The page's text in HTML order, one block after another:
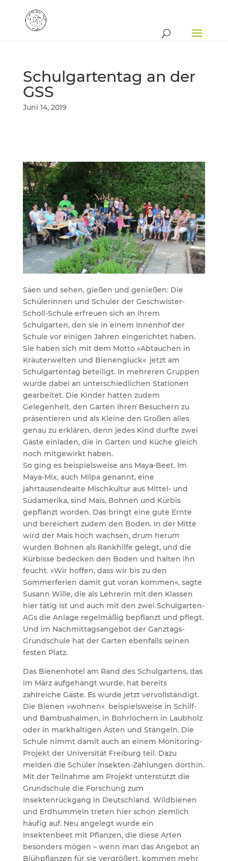
Schulgartentag an der
GSS
Juni 14, 2019
Säen und sehen, gießen und genießen: Die
Schülerinnen und Schüler der Geschwister-
Scholl-Schule erfreuen sich an ihrem
Schulgarten, den sie in einem Innenhof der
Schule vor einigen Jahren eingerichtet haben.
Sie haben sich mit dem Motto »Abtauchen in
Kräuterwelten und Bienenglück« jetzt am
Schulgartentag beteiligt. In mehreren Gruppen
wurde dabei an unterschiedlichen Stationen
gearbeitet. Die Kinder hatten zudem
Gelegenheit, den Garten ihren Besuchern zu
präsentieren und als Kleine den Großen alles
genau zu erklären, denn jedes Kind durfte zwei
Gäste einladen, die in Garten und Küche gleich
noch mitgewirkt haben.
So ging es beispielsweise ans Maya-Beet. Im
Maya-Mix, auch Milpa genannt, eine
jahrtausendealte Mischkultur aus Mittel- und
Südamerika, sind Mais, Bohnen und Kürbis
gepflanzt worden. Das bringt eine gute Ernte
und bereichert zudem den Boden. In der Mitte
wird der Mais hoch wachsen, drum herum
wurden Bohnen als Rankhilfe gelegt, und die
Kürbisse bedecken den Boden und halten ihn
feucht. »Wir hoffen, dass wir bis zu den
Sommerferien damit gut voran kommen«, sagte
Susann Wille, die als Lehrerin mit den Klassen
hier tätig ist und auch mit den zwei Schulgarten-
AGs die Anlage regelmäßig bepflanzt und pflegt.
Und im Nachmittagsangebot der Ganztags-
Grundschule hat der Garten ebenfalls seinen
festen Platz.
Das Bienenhotel am Rand des Schulgartens, das
im März aufgehängt wurde, hat bereits
zahlreiche Gäste. Es wurde jetzt vervollständigt.
Die Bienen »wohnen« beispielsweise in Schilf-
und Bambushalmen, in Bohrlöchern in Laubholz
oder in markhaltigen Ästen und Stängeln. Die
Schule nimmt damit auch an einem Monitoring-
Projekt der Universität Freiburg teil. Dazu
melden die Schüler Insekten-Zählungen dorthin.
Mit der Teilnahme am Projekt unterstützt die
Grundschule die Forschung zum
Insektenrückgang in Deutschland. Wildbienen
und Erdhummeln treten hier schon ziemlich
häufig auf. Neu angelegt wurde ein
Insektenbeet mit Pflanzen, die diese Arten
besonders mögen – wenn man das Angebot an
Blühpflanzen für sie vergrößert, kommen mehr